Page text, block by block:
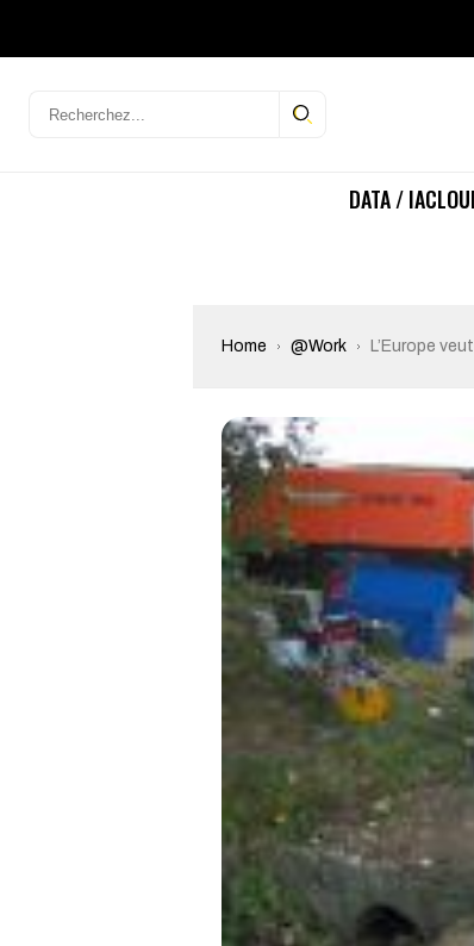
DATA / IA
Home @Work L’Europe